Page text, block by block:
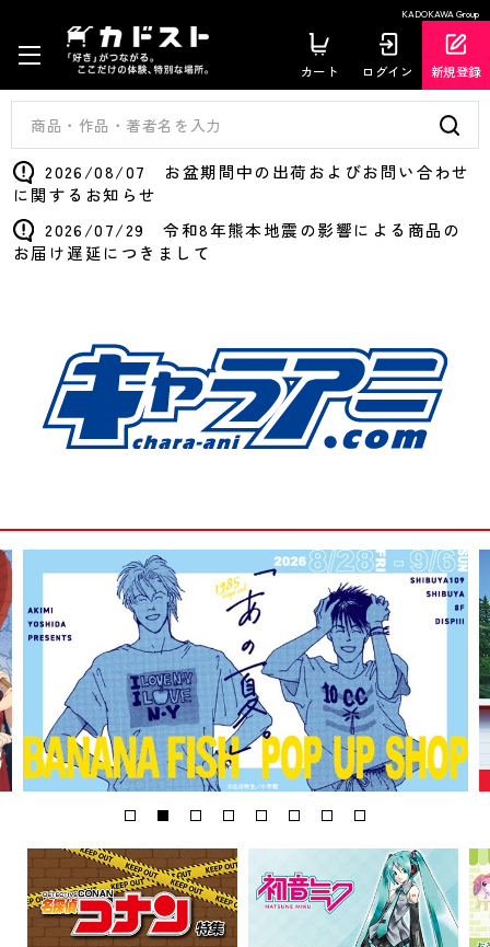
KADOKAWA Group
カート ログイン 新規登録
2026/08/07 お盆期間中の出荷およびお問い合わせ
に関するお知らせ
2026/07/29 令和8年熊本地震の影響による商品の
お届け遅延につきまして